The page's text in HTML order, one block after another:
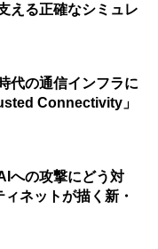
る正確なシミュレ
代の通信インフラに
Connectivity」
への攻撃にどう対
ネットが描く新・